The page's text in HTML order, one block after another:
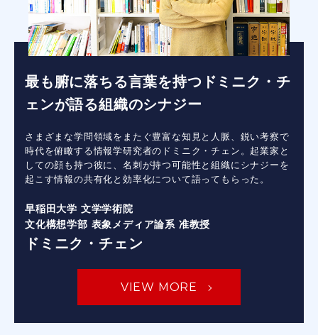
最も腑に落ちる言葉を持つドミニク・チ
ェンが語る組織のシナジー
さまざまな学問領域をまたぐ豊富な知見と人脈、鋭い考察で
時代を俯瞰する情報学研究者のドミニク・チェン。起業家と
しての顔も持つ彼に、名刺が持つ可能性と組織にシナジーを
起こす情報の共有化と効率化について語ってもらった。
早稲田大学 文学学術院
文化構想学部 表象メディア論系 准教授
ドミニク・チェン
VIEW MORE